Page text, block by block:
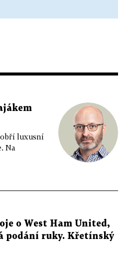
obří luxusní
Na
o West Ham United,
podání ruky. Křetínský